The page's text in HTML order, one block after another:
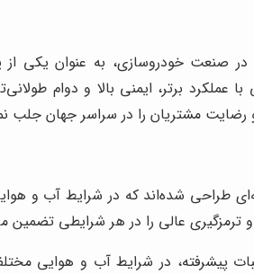
شرکت کره‌ای تولید کننده لاستیک، با سابقه‌ای بیش از 80
برتر، ایمنی بالا و دوام
و رضایت مشتریان را در سراسر جهان جلب
طراحی شده‌اند که در شرایط آب و
عالی را در هر شرایطی تضمین
پیشرفته، در شرایط آب و هوایی